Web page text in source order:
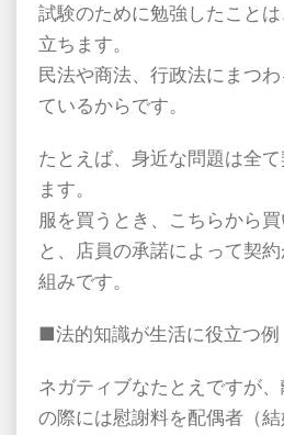
試験のために勉強したこと
立ちます。
民法や商法、行政法にまつ
ているからです。
たとえば、身近な問題は全
ます。
服を買うとき、こちらから
と、店員の承諾によって契
組みです。
■法的知識が生活に役立つ例
ネガティブなたとえですが
の際には慰謝料を配偶者（結